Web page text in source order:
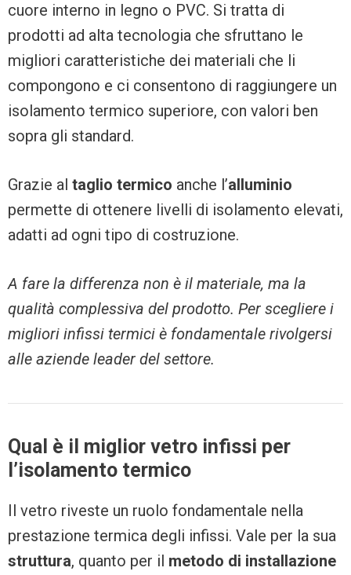
cuore interno in legno o PVC. Si tratta di
prodotti ad alta tecnologia che sfruttano le
migliori caratteristiche dei materiali che li
compongono e ci consentono di raggiungere un
isolamento termico superiore, con valori ben
sopra gli standard.
Grazie al taglio termico anche l’alluminio
permette di ottenere livelli di isolamento elevati,
adatti ad ogni tipo di costruzione.
A fare la differenza non è il materiale, ma la
qualità complessiva del prodotto. Per scegliere i
migliori infissi termici è fondamentale rivolgersi
alle aziende leader del settore.
Qual è il miglior vetro infissi per
l’isolamento termico
Il vetro riveste un ruolo fondamentale nella
prestazione termica degli infissi. Vale per la sua
struttura, quanto per il metodo di installazione